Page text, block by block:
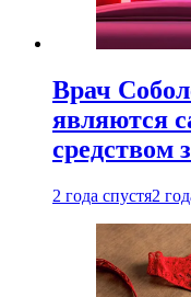
Врач
являются
средством
2 года спустя2